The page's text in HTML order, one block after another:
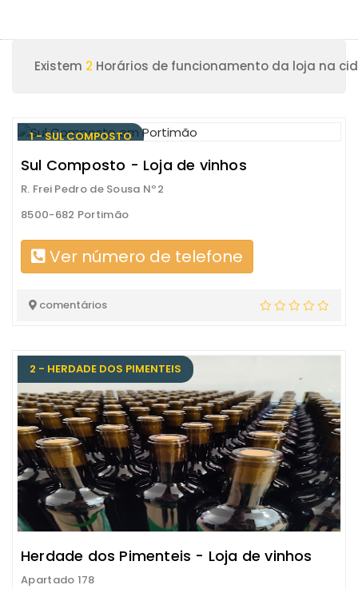
Existem 2 Horários de funcionamento da loja na
1 - SUL COMPOSTO
Sul Composto - Loja de vinhos
R. Frei Pedro de Sousa Nº2
8500-682 Portimão
Ver número de telefone
comentários
2 - HERDADE DOS PIMENTEIS
Herdade dos Pimenteis - Loja de vinhos
Apartado 178